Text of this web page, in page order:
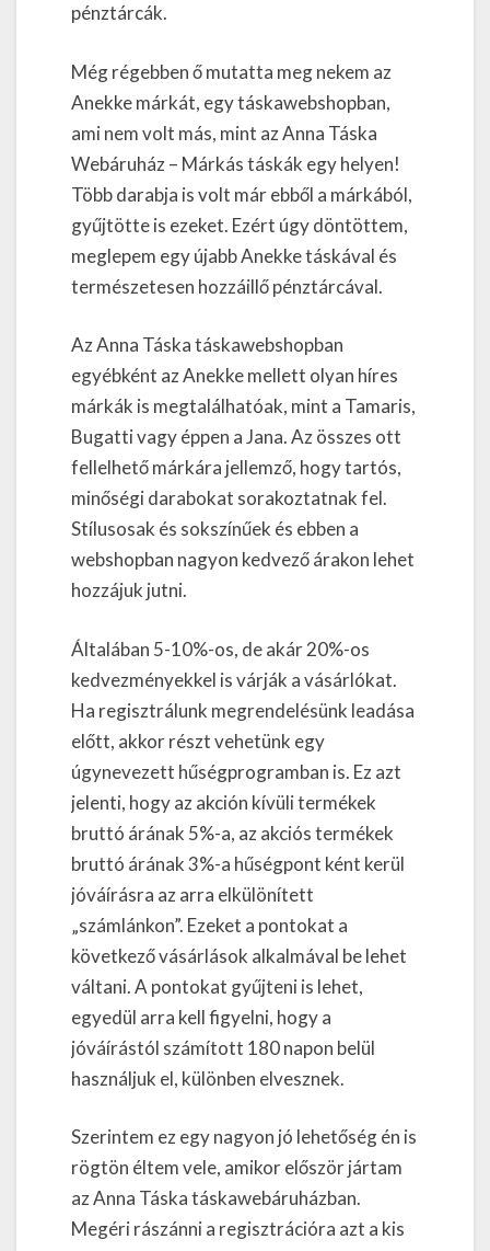
pénztárcák.
Még régebben ő mutatta meg nekem az
Anekke márkát, egy táskawebshopban,
ami nem volt más, mint az Anna Táska
Webáruház – Márkás táskák egy helyen!
Több darabja is volt már ebből a márkából,
gyűjtötte is ezeket. Ezért úgy döntöttem,
meglepem egy újabb Anekke táskával és
természetesen hozzáillő pénztárcával.
Az Anna Táska táskawebshopban
egyébként az Anekke mellett olyan híres
márkák is megtalálhatóak, mint a Tamaris,
Bugatti vagy éppen a Jana. Az összes ott
fellelhető márkára jellemző, hogy tartós,
minőségi darabokat sorakoztatnak fel.
Stílusosak és sokszínűek és ebben a
webshopban nagyon kedvező árakon lehet
hozzájuk jutni.
Általában 5-10%-os, de akár 20%-os
kedvezményekkel is várják a vásárlókat.
Ha regisztrálunk megrendelésünk leadása
előtt, akkor részt vehetünk egy
úgynevezett hűségprogramban is. Ez azt
jelenti, hogy az akción kívüli termékek
bruttó árának 5%-a, az akciós termékek
bruttó árának 3%-a hűségpont ként kerül
jóváírásra az arra elkülönített
„számlánkon”. Ezeket a pontokat a
következő vásárlások alkalmával be lehet
váltani. A pontokat gyűjteni is lehet,
egyedül arra kell figyelni, hogy a
jóváírástól számított 180 napon belül
használjuk el, különben elvesznek.
Szerintem ez egy nagyon jó lehetőség én is
rögtön éltem vele, amikor először jártam
az Anna Táska táskawebáruházban.
Megéri rászánni a regisztrációra azt a kis